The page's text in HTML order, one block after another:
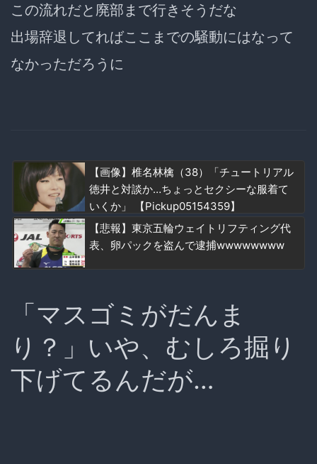
この流れだと廃部まで行きそうだな
出場辞退してればここまでの騒動にはなって
なかっただろうに
【画像】椎名林檎（38）「チュートリアル
徳井と対談か…ちょっとセクシーな服着て
いくか」 【Pickup05154359】
【悲報】東京五輪ウェイトリフティング代
表、卵パックを盗んで逮捕wwwwwwww
「マスゴミがだんま
り？」いや、むしろ掘り
下げてるんだが…